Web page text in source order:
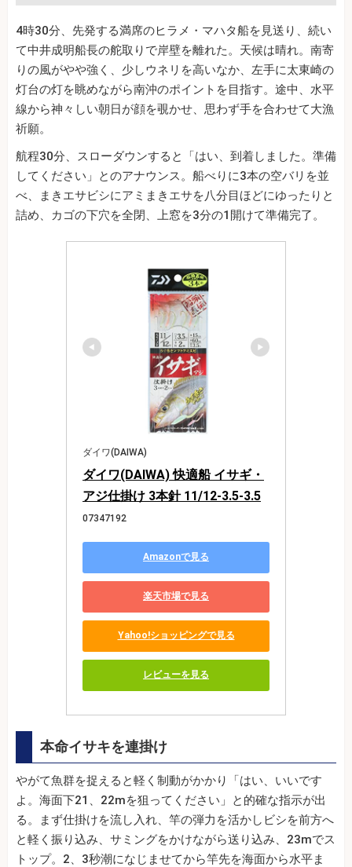
4時30分、先発する満席のヒラメ・マハタ船を見送り、続い
て中井成明船長の舵取りで岸壁を離れた。天候は晴れ。南寄
りの風がやや強く、少しウネリを高いなか、左手に太東崎の
灯台の灯を眺めながら南沖のポイントを目指す。途中、水平
線から神々しい朝日が顔を覗かせ、思わず手を合わせて大漁
祈願。
航程30分、スローダウンすると「はい、到着しました。準備
してください」とのアナウンス。船べりに3本の空バリを並
べ、まきエサビシにアミまきエサを八分目ほどにゆったりと
詰め、カゴの下穴を全閉、上窓を3分の1開けて準備完了。
ダイワ(DAIWA)
ダイワ(DAIWA) 快適船 イサギ・
アジ仕掛け 3本針 11/12-3.5-3.5
07347192
Amazonで見る
楽天市場で見る
Yahoo!ショッピングで見る
レビューを見る
本命イサキを連掛け
やがて魚群を捉えると軽く制動がかかり「はい、いいです
よ。海面下21、22mを狙ってください」と的確な指示が出
る。まず仕掛けを流し入れ、竿の弾力を活かしビシを前方へ
と軽く振り込み、サミングをかけながら送り込み、23mでス
トップ。2、3秒潮になじませてから竿先を海面から水平ま